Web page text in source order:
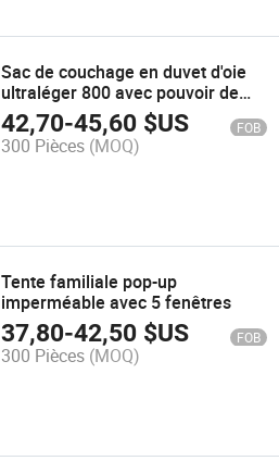
Sac de couchage en duvet d'oie
ultraléger 800 avec pouvoir de
remplissage
42,70-45,60 $US FOB
300 Pièces (MOQ)
Tente familiale pop-up
imperméable avec 5 fenêtres
37,80-42,50 $US FOB
300 Pièces (MOQ)